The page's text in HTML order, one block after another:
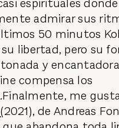
admirar sus
50 minutos
su libertad, pero su
y
compensa los
me
(2021), de Andreas